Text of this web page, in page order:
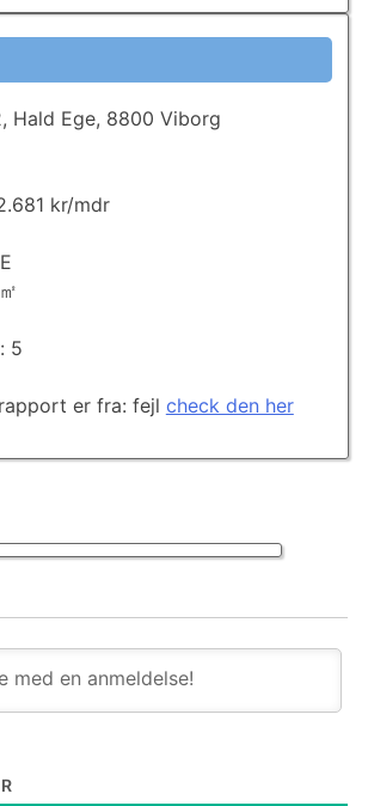
Hald Ege, 8800 Viborg
kr/mdr
5
er fra: fejl check den her